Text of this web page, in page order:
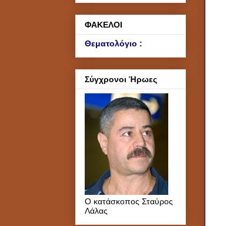
ΦΑΚΕΛΟΙ
Θεματολόγιο :
Σύγχρονοι Ήρωες
Ο κατάσκοπος Σταύρος
Λάλας